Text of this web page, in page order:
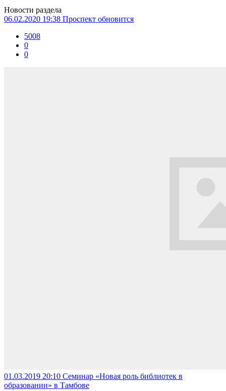
Новости раздела
06.02.2020 19:38 Проспект обновится
5008
0
0
01.03.2019 20:10 Семинар «Новая роль библиотек в
образовании» в Тамбове